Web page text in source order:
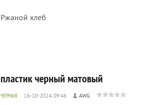
Ржаной хлеб
пластик черный матовый
ЧЕРНАЯ 16-10-2024, 09:46 AWG